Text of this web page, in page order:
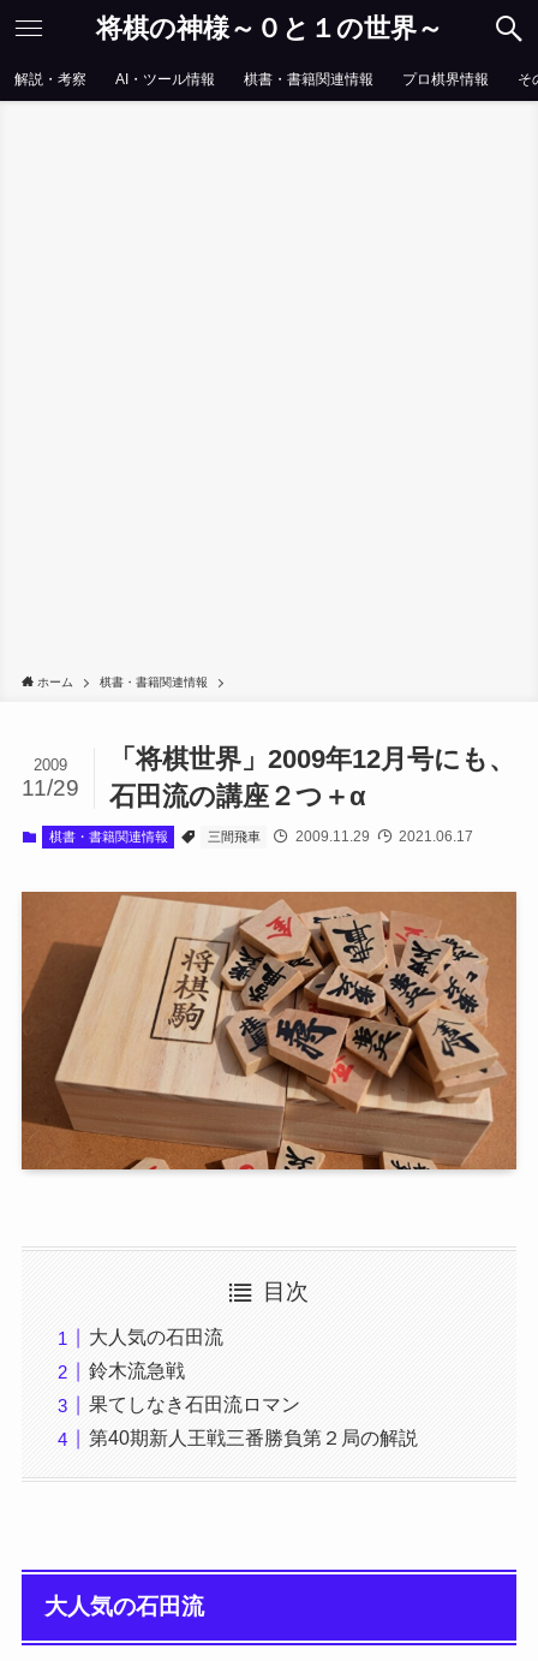
将棋の神様～０と１の世界～
解説・考察 AI・ツール情報 棋書・書籍関連情報 プロ棋界情報 そ
ホーム 棋書・書籍関連情報
「将棋世界」2009年12月号にも、
石田流の講座２つ＋α
2009
11/29
棋書・書籍関連情報 三間飛車 2009.11.29 2021.06.17
目次
大人気の石田流
鈴木流急戦
果てしなき石田流ロマン
第40期新人王戦三番勝負第２局の解説
大人気の石田流